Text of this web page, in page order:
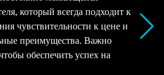
который всегда подходит к
чувствительности к цене и
преимущества. Важно
обеспечить успех на